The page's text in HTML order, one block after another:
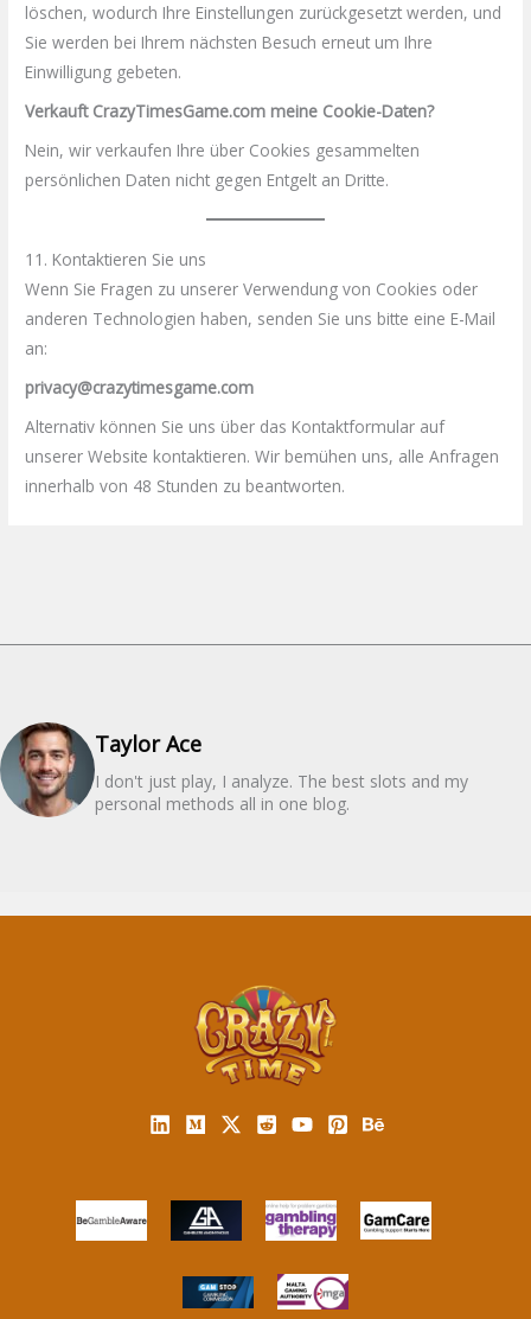
löschen, wodurch Ihre Einstellungen zurückgesetzt werden, und
Sie werden bei Ihrem nächsten Besuch erneut um Ihre
Einwilligung gebeten.
Verkauft CrazyTimesGame.com meine Cookie-Daten?
Nein, wir verkaufen Ihre über Cookies gesammelten
persönlichen Daten nicht gegen Entgelt an Dritte.
11. Kontaktieren Sie uns
Wenn Sie Fragen zu unserer Verwendung von Cookies oder
anderen Technologien haben, senden Sie uns bitte eine E-Mail
an:
privacy@crazytimesgame.com
Alternativ können Sie uns über das Kontaktformular auf
unserer Website kontaktieren. Wir bemühen uns, alle Anfragen
innerhalb von 48 Stunden zu beantworten.
Taylor Ace
I don't just play, I analyze. The best slots and my
personal methods all in one blog.